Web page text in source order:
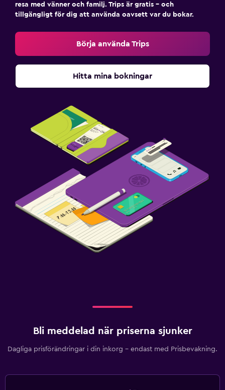
resa med vänner och familj. Trips är gratis – och
tillgängligt för dig att använda oavsett var du bokar.
Börja använda Trips
Hitta mina bokningar
Bli meddelad när priserna sjunker
Dagliga prisförändringar i din inkorg – endast med Prisbevakning.